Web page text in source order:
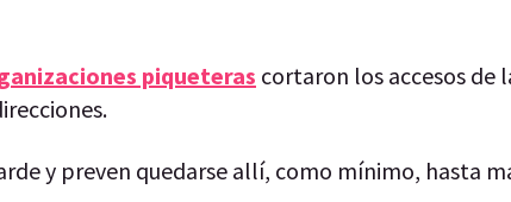
piqueteras cortaron los accesos de
y preven quedarse allí, como mínimo, hasta